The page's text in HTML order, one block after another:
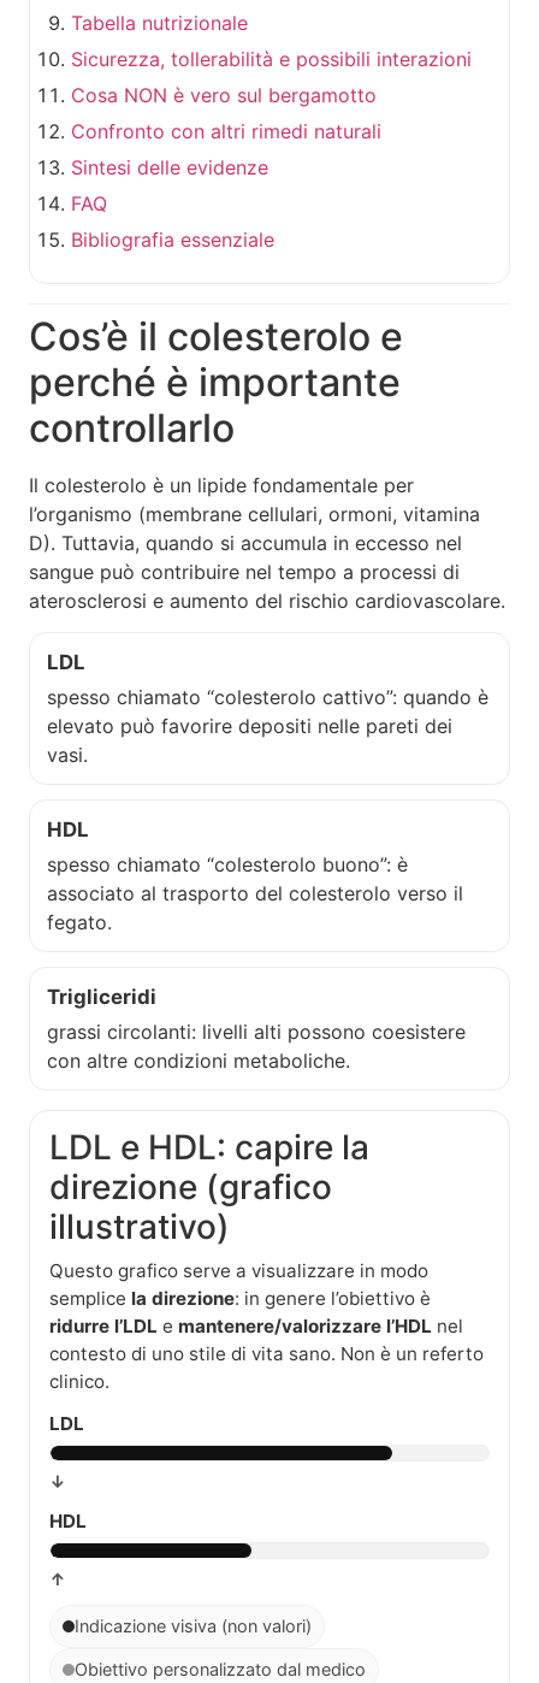
Tabella nutrizionale
Sicurezza, tollerabilità e possibili interazioni
Cosa NON è vero sul bergamotto
Confronto con altri rimedi naturali
Sintesi delle evidenze
FAQ
Bibliografia essenziale
Cos’è il colesterolo e
perché è importante
controllarlo
Il colesterolo è un lipide fondamentale per
l’organismo (membrane cellulari, ormoni, vitamina
D). Tuttavia, quando si accumula in eccesso nel
sangue può contribuire nel tempo a processi di
aterosclerosi e aumento del rischio cardiovascolare.
LDL
spesso chiamato “colesterolo cattivo”: quando è
elevato può favorire depositi nelle pareti dei
vasi.
HDL
spesso chiamato “colesterolo buono”: è
associato al trasporto del colesterolo verso il
fegato.
Trigliceridi
grassi circolanti: livelli alti possono coesistere
con altre condizioni metaboliche.
LDL e HDL: capire la
direzione (grafico
illustrativo)
Questo grafico serve a visualizzare in modo
semplice la direzione: in genere l’obiettivo è
ridurre l’LDL e mantenere/valorizzare l’HDL nel
contesto di uno stile di vita sano. Non è un referto
clinico.
LDL
↓
HDL
↑
Indicazione visiva (non valori)
Obiettivo personalizzato dal medico